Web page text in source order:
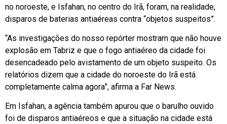
no noroeste, e Isfahan, no centro do Irã, foram, na realidade,
disparos de baterias antiaéreas contra “objetos suspeitos”.
“As investigações do nosso repórter mostram que não houve
explosão em Tabriz e que o fogo antiaéreo da cidade foi
desencadeado pelo avistamento de um objeto suspeito. Os
relatórios dizem que a cidade do noroeste do Irã está
completamente calma agora”, afirma a Far News.
Em Isfahan, a agência também apurou que o barulho ouvido
foi de disparos antiaéreos e que a situação na cidade está